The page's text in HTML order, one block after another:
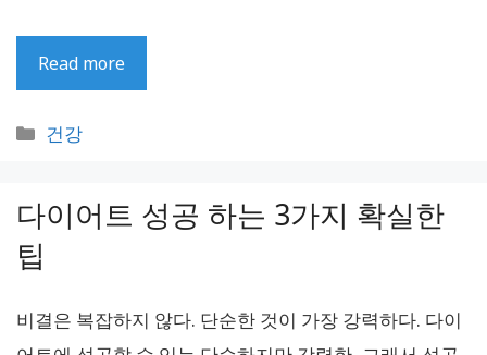
Read more
카
리
건강
다이어트 성공 하는 3가지 확실한
팁
비결은 복잡하지 않다. 단순한 것이 가장 강력하다. 다이